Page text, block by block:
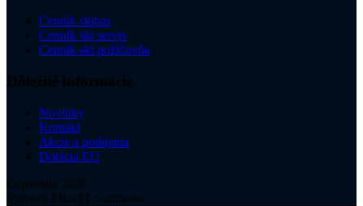
Cenník skipas
Cenník ski servis
Cenník ski požičovňa
Dôležité informácie
Novinky
Kontakt
Akcie a podujatia
Dotácia EU
Copyright 2026
Vytvoril Elias IT Solutions